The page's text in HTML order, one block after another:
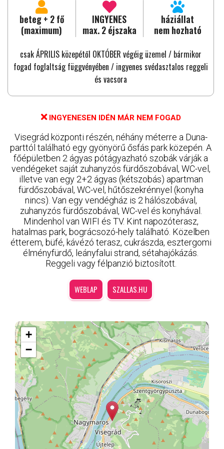
beteg + 2 fő
(maximum)
INGYENES
max. 2 éjszaka
háziállat
nem hozható
csak ÁPRILIS közepétől OKTÓBER végéig üzemel / bármikor
fogad foglaltság függvényében / ingyenes svédasztalos reggeli
és vacsora
INGYENESEN IDÉN MÁR NEM FOGAD
Visegrád központi részén, néhány méterre a Duna-
parttól található egy gyönyörű ősfás park közepén. A
főépületben 2 ágyas pótágyazható szobák várják a
vendégeket saját zuhanyzós fürdőszobával, WC-vel,
illetve van egy 2+2 ágyas (kétszobás) apartman
fürdőszobával, WC-vel, hűtőszekrénnyel (konyha
nincs). Van egy vendégház is 2 hálószobával,
zuhanyzós fürdőszobával, WC-vel és konyhával.
Mindenhol van WIFI és TV. Kint napozóterasz,
hatalmas park, bográcsozó-hely található. Közelben
étterem, büfé, kávézó terasz, cukrászda, esztergomi
élményfürdő, leányfalui strand, sétahajókázás.
Reggeli vagy félpanzió biztosított.
WEBLAP SZALLAS.HU
+
−